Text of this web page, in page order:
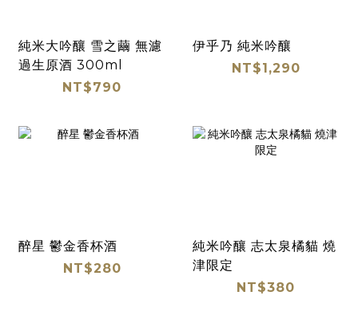
純米大吟釀 雪之繭 無濾
過生原酒 300ml
NT$790
伊乎乃 純米吟釀
NT$1,290
醉星 鬱金香杯酒
NT$280
純米吟釀 志太泉橘貓 燒
津限定
NT$380